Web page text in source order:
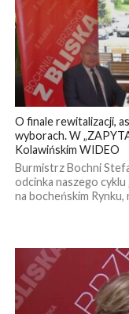
O finale rewitalizacji,
wyborach. W
Kolawińskim WIDEO
Burmistrz Bochni
odcinka naszego
na bocheńskim